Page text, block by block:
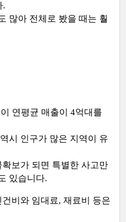
.
많아 전체로 봤을 때는 훨
연평균 매출이 4억대를
시 인구가 많은 지역이 유
보가 되면 특별한 사고만
있습니다.
비와 임대료, 재료비 등은